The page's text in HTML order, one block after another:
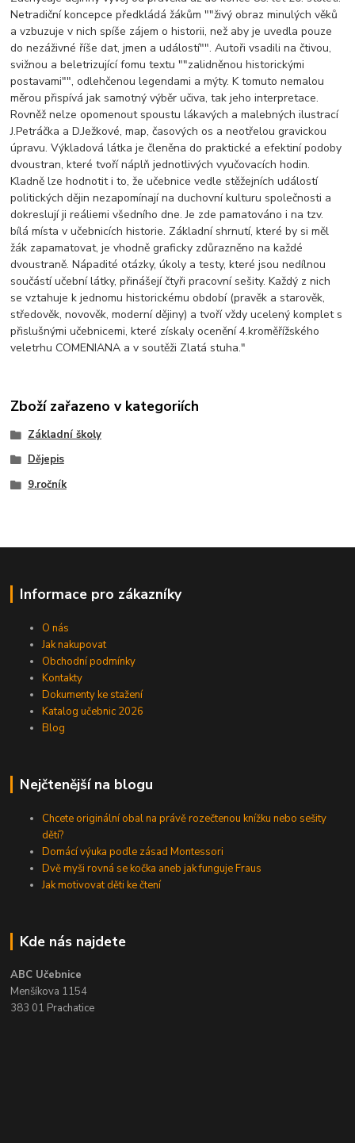
Netradiční koncepce předkládá žákům ""živý obraz minulých věků
a vzbuzuje v nich spíše zájem o historii, než aby je uvedla pouze
do nezáživné říše dat, jmen a událostí"". Autoři vsadili na čtivou,
svižnou a beletrizující fomu textu ""zalidněnou historickými
postavami"", odlehčenou legendami a mýty. K tomuto nemalou
měrou přispívá jak samotný výběr učiva, tak jeho interpretace.
Rovněž nelze opomenout spoustu lákavých a malebných ilustrací
J.Petráčka a D.Ježkové, map, časových os a neotřelou gravickou
úpravu. Výkladová látka je členěna do praktické a efektiní podoby
dvoustran, které tvoří náplň jednotlivých vyučovacích hodin.
Kladně lze hodnotit i to, že učebnice vedle stěžejních událostí
politických dějin nezapomínají na duchovní kulturu společnosti a
dokreslují ji reáliemi všedního dne. Je zde pamatováno i na tzv.
bílá místa v učebnicích historie. Základní shrnutí, které by si měl
žák zapamatovat, je vhodně graficky zdůrazněno na každé
dvoustraně. Nápadité otázky, úkoly a testy, které jsou nedílnou
součástí učební látky, přinášejí čtyři pracovní sešity. Každý z nich
se vztahuje k jednomu historickému období (pravěk a starověk,
středověk, novověk, moderní dějiny) a tvoří vždy ucelený komplet s
přislušnými učebnicemi, které získaly ocenění 4.kroměřížského
veletrhu COMENIANA a v soutěži Zlatá stuha."
Zboží zařazeno v kategoriích
Základní školy
Dějepis
9.ročník
Informace pro zákazníky
O nás
Jak nakupovat
Obchodní podmínky
Kontakty
Dokumenty ke stažení
Katalog učebnic 2026
Blog
Nejčtenější na blogu
Chcete originální obal na právě rozečtenou knížku nebo sešity
dětí?
Domácí výuka podle zásad Montessori
Dvě myši rovná se kočka aneb jak funguje Fraus
Jak motivovat děti ke čtení
Kde nás najdete
ABC Učebnice
Menšíkova 1154
383 01 Prachatice